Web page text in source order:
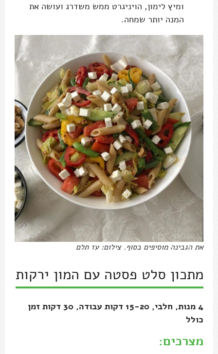
ומיץ לימון, הויניגרט ממש משדרג ועושה את
המנה יותר שמחה.
את הגבינה מוסיפים בסוף. צילום: עז תלם
מתכון סלט פסטה עם המון ירקות
4 מנות, חלבי, 15-20 דקות עבודה, 30 דקות זמן
כולל
מצרכים: